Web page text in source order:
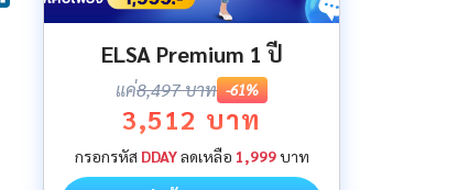
ELSA Premium 1 ปี
แค่8,497 บาท -61%
3,512 บาท
กรอกรหัส DDAYลดเหลือ 1,999บาท